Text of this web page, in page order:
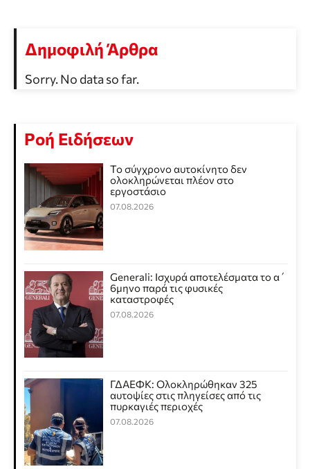
Δημοφιλή Άρθρα
Sorry. No data so far.
Ροή Ειδήσεων
Το σύγχρονο αυτοκίνητο δεν
ολοκληρώνεται πλέον στο
εργοστάσιο
07.08.2026
Generali: Ισχυρά αποτελέσματα το α΄
6μηνο παρά τις φυσικές
καταστροφές
07.08.2026
ΓΔΑΕΦΚ: Ολοκληρώθηκαν 325
αυτοψίες στις πληγείσες από τις
πυρκαγιές περιοχές
07.08.2026